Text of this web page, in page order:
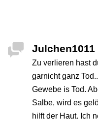
Julchen1011
Zu verlieren hast
garnicht ganz
Gewebe is Tod.
Salbe, wird es
hilft der Haut. Ich